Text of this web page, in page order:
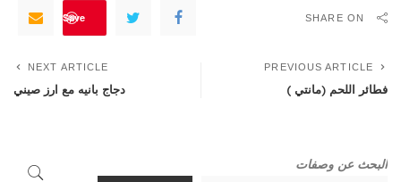
SHARE ON
Save
PREVIOUS ARTICLE
فطائر اللحم (مانتي )
NEXT ARTICLE
دجاج بانيه مع ارز صيني
البحث عن وصفات